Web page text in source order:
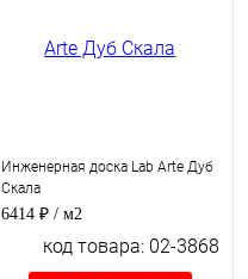
Инженерная доска Lab Arte Дуб
Скала
6414 ₽ / м2
код товара: 02-3868